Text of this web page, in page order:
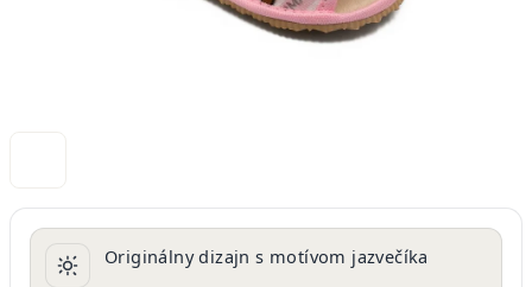
Originálny dizajn s motívom jazvečíka